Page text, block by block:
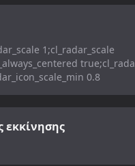
1;cl_radar_scale
0.8
εκκίνησης